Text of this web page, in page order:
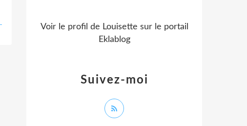
Suivez-moi
Voir le profil de Louisette sur le portail
Eklablog